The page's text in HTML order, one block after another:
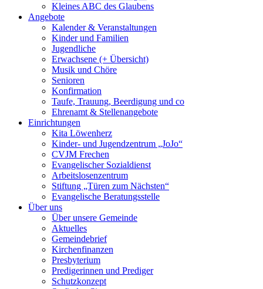
Kleines ABC des Glaubens
Angebote
Kalender & Veranstaltungen
Kinder und Familien
Jugendliche
Erwachsene (+ Übersicht)
Musik und Chöre
Senioren
Konfirmation
Taufe, Trauung, Beerdigung und co
Ehrenamt & Stellenangebote
Einrichtungen
Kita Löwenherz
Kinder- und Jugendzentrum „JoJo“
CVJM Frechen
Evangelischer Sozialdienst
Arbeitslosenzentrum
Stiftung „Türen zum Nächsten“
Evangelische Beratungsstelle
Über uns
Über unsere Gemeinde
Aktuelles
Gemeindebrief
Kirchenfinanzen
Presbyterium
Predigerinnen und Prediger
Schutzkonzept